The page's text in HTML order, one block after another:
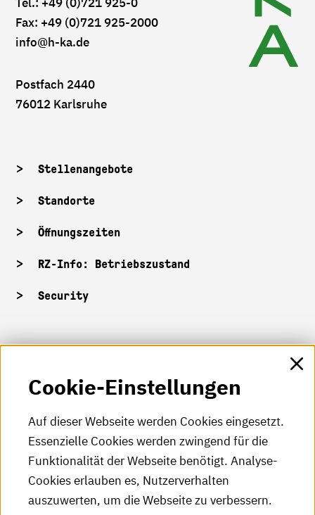
Fax: +49 (0)721 925-2000
info@h-ka.de
Postfach 2440
76012 Karlsruhe
Stellenangebote
Standorte
Öffnungszeiten
RZ-Info: Betriebszustand
Security
HKA-Shop
HKA-Videos
HKA-Podcast
HKA-Publikationen
RSS-Feed
Cookie-Einstellungen
Auf dieser Webseite werden Cookies eingesetzt.
Essenzielle Cookies werden zwingend für die
Funktionalität der Webseite benötigt. Analyse-
Cookies erlauben es, Nutzerverhalten
auszuwerten, um die Webseite zu verbessern.